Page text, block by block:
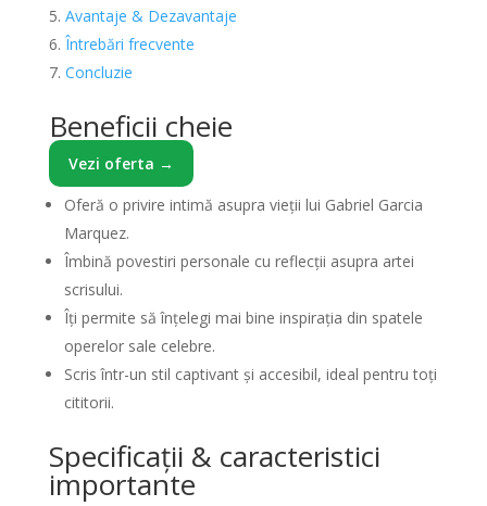
Avantaje & Dezavantaje
Întrebări frecvente
Concluzie
Beneficii cheie
Vezi oferta →
Oferă o privire intimă asupra vieții lui Gabriel Garcia
Marquez.
Îmbină povestiri personale cu reflecții asupra artei
scrisului.
Îți permite să înțelegi mai bine inspirația din spatele
operelor sale celebre.
Scris într-un stil captivant și accesibil, ideal pentru toți
cititorii.
Specificații & caracteristici
importante